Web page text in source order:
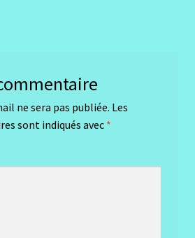
ne sera pas publiée. Les
sont indiqués avec *